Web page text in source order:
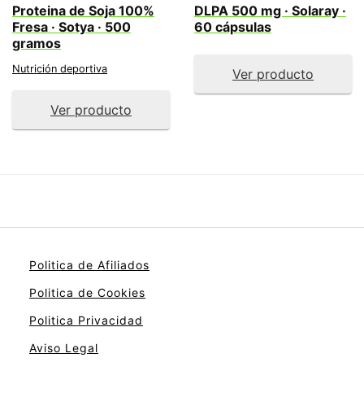
Proteina de Soja 100%
Fresa · Sotya · 500
gramos
Nutrición deportiva
Ver producto
DLPA 500 mg · Solaray ·
60 cápsulas
Ver producto
Politica de Afiliados
Politica de Cookies
Politica Privacidad
Aviso Legal